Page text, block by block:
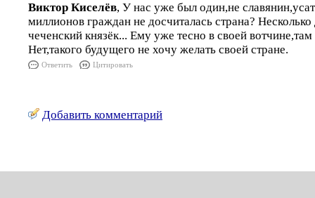
Виктор Киселёв, У нас уже был один,не
миллионов граждан не досчиталась страна? Несколько
чеченский князёк... Ему уже тесно в своей вотчине,там
Нет,такого будущего не хочу желать своей стране.
Ответить Цитировать
Добавить комментарий